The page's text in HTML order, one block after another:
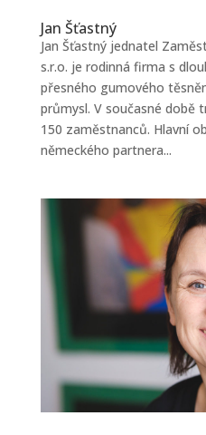
Jan Šťastný
Jan Šťastný jednatel
s.r.o. je rodinná firma s
přesného gumového
průmysl. V současné době
150 zaměstnanců. Hlavní
německého partnera...